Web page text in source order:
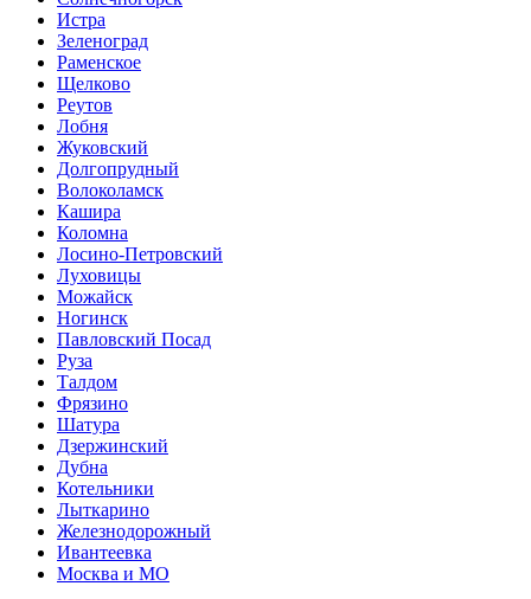
Истра
Зеленоград
Раменское
Щелково
Реутов
Лобня
Жуковский
Долгопрудный
Волоколамск
Кашира
Коломна
Лосино-Петровский
Луховицы
Можайск
Ногинск
Павловский Посад
Руза
Талдом
Фрязино
Шатура
Дзержинский
Дубна
Котельники
Лыткарино
Железнодорожный
Ивантеевка
Москва и МО